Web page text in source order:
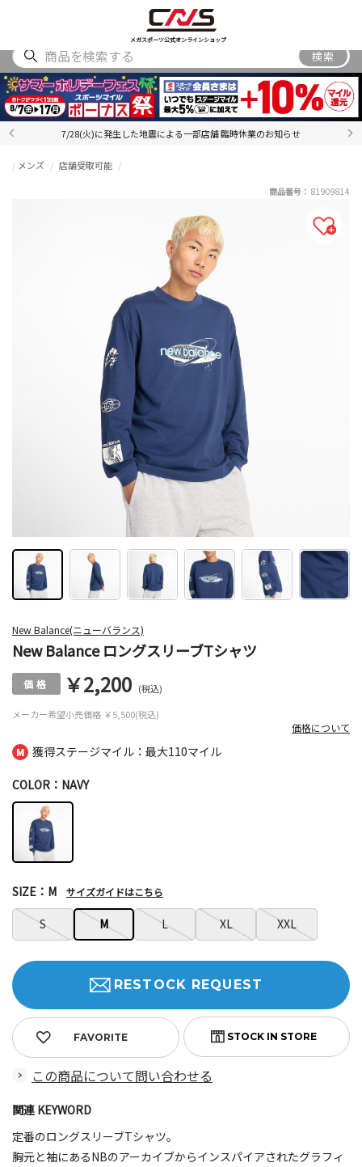
メガスポーツ公式オンラインショップ
ACCESSORY
検索
7/28(火)に発生した地震による一部店舗 臨時休業のお知らせ
獲得ステージマイル：最大110マイル
New Balance(ニューバランス)
New Balance ロングスリーブTシャツ
メンズ 店舗受取可能
メーカー希望小売価格 ￥5,500(税込)
￥2,200 (税込)
価格について
商品番号： 81909814
COLOR：NAVY
S M L XL XXL
SIZE：M サイズガイドはこちら
FAVORITE
RESTOCK REQUEST
この商品について問い合わせる
関連 KEYWORD
定番のロングスリーブTシャツ。
胸元と袖にあるNBのアーカイブからインスパイアされたグラフィ